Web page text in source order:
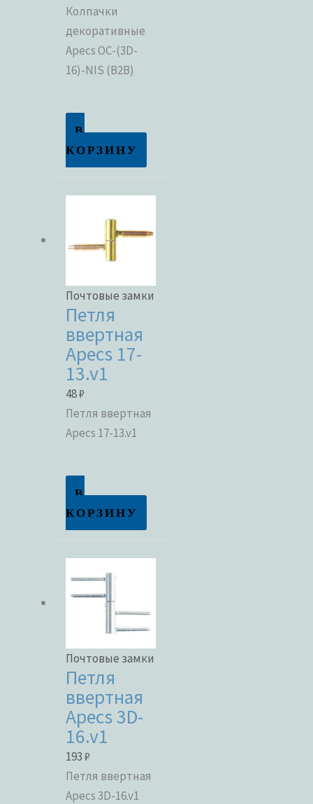
Метки товаров
Колпачки
декоративные
Apecs OC-(3D-
16)-NIS (B2B)
В
КОРЗИНУ
Почтовые замки
Петля
ввертная
Apecs 17-
13.v1
48₽
Петля ввертная
Apecs 17-13.v1
В
КОРЗИНУ
Почтовые замки
Петля
ввертная
Apecs 3D-
16.v1
193₽
Петля ввертная
Apecs 3D-16.v1